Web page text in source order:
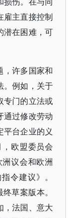
雇主直接控制
潜在困难，可
，许多国家和
。例如，关于
专门的立法或
通过修改劳动
台企业的义
欧盟委员会
议会和欧洲
令建议》。
草案版本。
，法国、意大